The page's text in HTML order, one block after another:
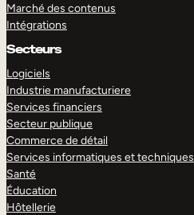
Marché des contenus
Intégrations
Secteurs
Logiciels
Industrie manufacturiere
Services financiers
Secteur publique
Commerce de détail
Services informatiques et techniques
Santé
Éducation
Hôtellerie